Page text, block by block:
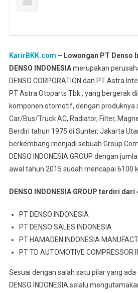
KarirBKK.com – Lowongan PT Denso
DENSO INDONESIAmerupakan
DENSO CORPORATION dan PT Astra
PT Astra Otoparts Tbk., yang bergerak
komponen otomotif, dengan produknya
Car/Bus/Truck AC, Radiator, Filter,
Berdiri tahun 1975 di Sunter, Jakarta
berkembang menjadi sebuah Group
DENSO INDONESIA GROUP dengan
awal tahun 2015 sudah mencapai 6100
DENSO INDONESIA GROUP terdiri
PT DENSO INDONESIA
PT DENSO SALES INDONESIA
PT HAMADEN INDONESIA
PT TD AUTOMOTIVE COMPRESSOR
Sesuai dengan salah satu pilar yang ada
DENSO INDONESIA selalu